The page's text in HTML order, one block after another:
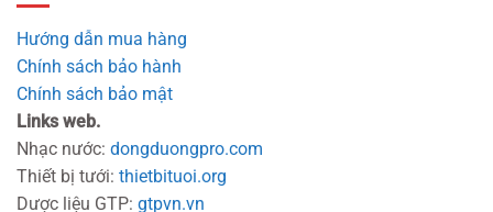
Hướng dẫn mua hàng
Chính sách bảo hành
Chính sách bảo mật
Links web.
Nhạc nước: dongduongpro.com
Thiết bị tưới: thietbituoi.org
Dược liệu GTP: gtpvn.vn